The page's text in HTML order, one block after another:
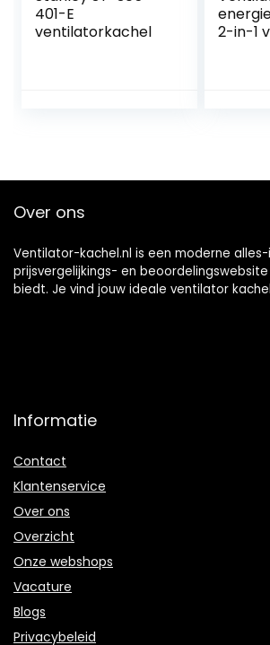
401-E
ventilatorkachel
2-in-1
wit
cm, col
Over ons
Ventilator-kachel.nl is een moderne
prijsvergelijkings- en
biedt. Je vind jouw ideale ventilator
Informatie
Contact
Klantenservice
Over ons
Overzicht
Onze webshops
Vacature
Blogs
Privacybeleid